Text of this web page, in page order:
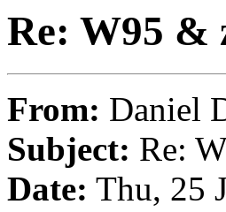
Re: W95 &
From: Daniel
Subject: Re:
Date: Thu, 25